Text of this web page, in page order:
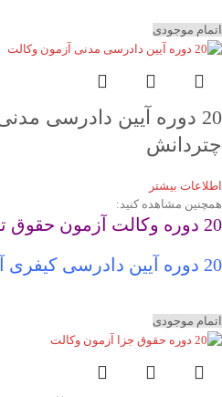
اتمام موجودی
20 دوره آیین دادرسی
چتردانش
اطلاعات بیشتر
همچنین مشاهده کنید:
20 دوره وکالت آزمون حقوق تجارت – چتردانش
20 دوره آیین دادرسی کیفری آزمون وکالت – چتردانش
اتمام موجودی